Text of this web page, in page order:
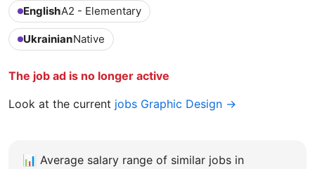
EnglishA2 - Elementary
UkrainianNative
The job ad is no longer active
Look at the current jobs Graphic Design →
📊 Average salary range of similar jobs in